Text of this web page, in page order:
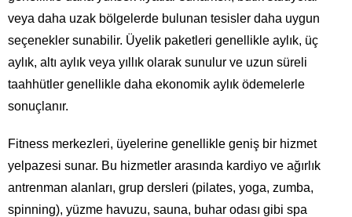
veya daha uzak bölgelerde bulunan tesisler daha uygun
seçenekler sunabilir. Üyelik paketleri genellikle aylık, üç
aylık, altı aylık veya yıllık olarak sunulur ve uzun süreli
taahhütler genellikle daha ekonomik aylık ödemelerle
sonuçlanır.
Fitness merkezleri, üyelerine genellikle geniş bir hizmet
yelpazesi sunar. Bu hizmetler arasında kardiyo ve ağırlık
antrenman alanları, grup dersleri (pilates, yoga, zumba,
spinning), yüzme havuzu, sauna, buhar odası gibi spa